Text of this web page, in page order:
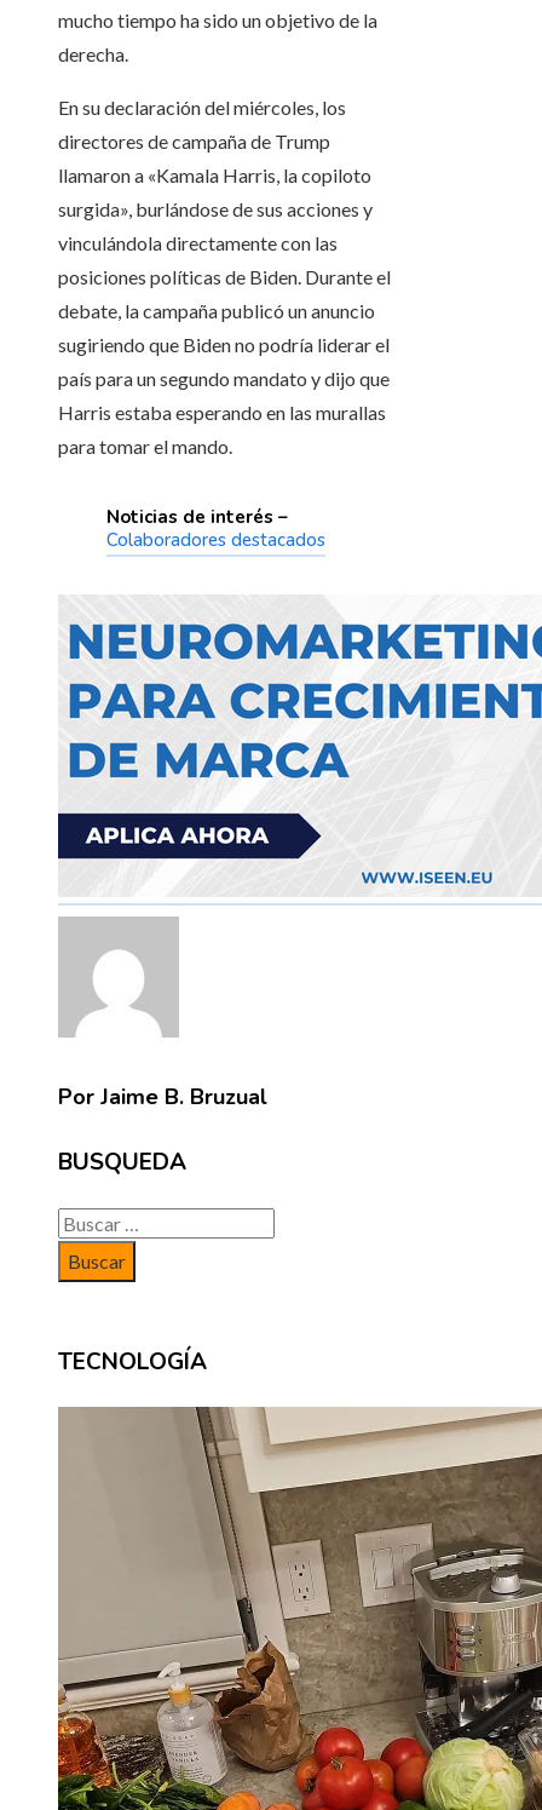
mucho tiempo ha sido un objetivo de la
derecha.
En su declaración del miércoles, los
directores de campaña de Trump
llamaron a «Kamala Harris, la copiloto
surgida», burlándose de sus acciones y
vinculándola directamente con las
posiciones políticas de Biden. Durante el
debate, la campaña publicó un anuncio
sugiriendo que Biden no podría liderar el
país para un segundo mandato y dijo que
Harris estaba esperando en las murallas
para tomar el mando.
Noticias de interés –
Colaboradores destacados
Por Jaime B. Bruzual
BUSQUEDA
Buscar:
TECNOLOGÍA